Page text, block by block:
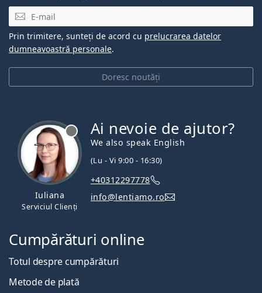
E-mail
Doresc noutăți
Prin trimitere, sunteți de acord cu prelucrarea datelor
dumneavoastră personale.
Iuliana
Serviciul Clienți
Ai nevoie de ajutor?
We also speak English
(Lu - Vi 9:00 - 16:30)
+40312297778
info@lentiamo.ro
Cumpărături online
Totul despre cumpărături
Metode de plată